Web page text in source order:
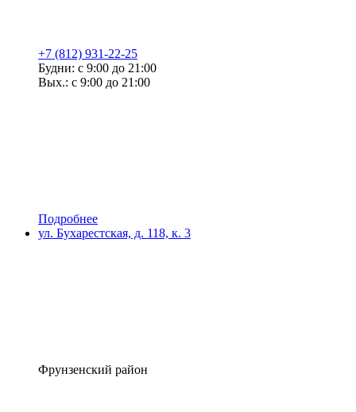
+7 (812) 931-22-25
Будни: с 9:00 до 21:00
Вых.: с 9:00 до 21:00
Подробнее
ул. Бухарестская, д. 118, к. 3
Фрунзенский район